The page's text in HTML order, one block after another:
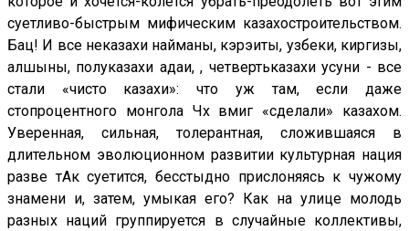
суетливо-быстрым мифическим казахостроительством.
Бац! И все неказахи найманы, кэрэиты, узбеки, киргизы,
алшыны, полуказахи адаи, , четвертьказахи усуни - все
стали «чисто казахи»: что уж там, если даже
стопроцентного монгола Чх вмиг «сделали» казахом.
Уверенная, сильная, толерантная, сложившаяся в
длительном эволюционном развитии культурная нация
разве тАк суетится, бесстыдно прислоняясь к чужому
знамени и, затем, умыкая его? Как на улице молодь
разных наций группируется в случайные коллективы,